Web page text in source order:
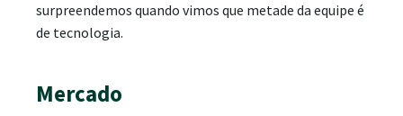
surpreendemos quando vimos que metade da equipe é
de tecnologia.
Mercado